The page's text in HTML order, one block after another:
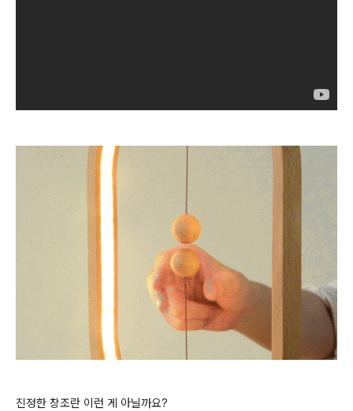
진정한 창조란 이런 게 아닐까요?